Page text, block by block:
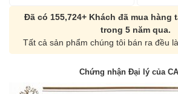
Đã có 155,724+ Khách đã mua hàng
trong 5 năm qua.
Tất cả sản phẩm chúng tôi bán ra đều
Chứng nhận Đại lý của